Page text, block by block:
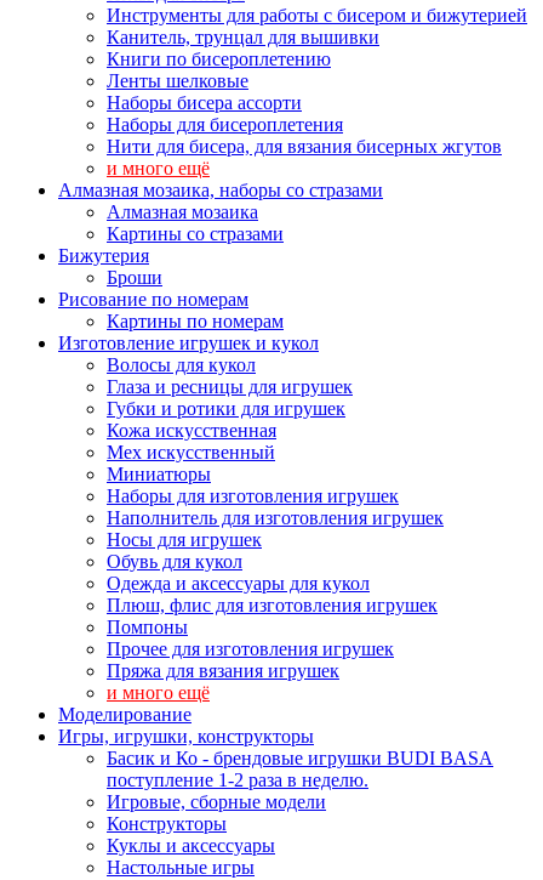
Инструменты для работы с бисером и бижутерией
Канитель, трунцал для вышивки
Книги по бисероплетению
Ленты шелковые
Наборы бисера ассорти
Наборы для бисероплетения
Нити для бисера, для вязания бисерных жгутов
и много ещё
Алмазная мозаика, наборы со стразами
Алмазная мозаика
Картины co стразами
Бижутерия
Броши
Рисование по номерам
Картины по номерам
Изготовление игрушек и кукол
Волосы для кукол
Глаза и ресницы для игрушек
Губки и ротики для игрушек
Кожа искусственная
Мех искусственный
Миниатюры
Наборы для изготовления игрушек
Наполнитель для изготовления игрушек
Носы для игрушек
Обувь для кукол
Одежда и аксессуары для кукол
Плюш, флис для изготовления игрушек
Помпоны
Прочее для изготовления игрушек
Пряжа для вязания игрушек
и много ещё
Моделирование
Игры, игрушки, конструкторы
Басик и Ко - брендовые игрушки BUDI BASA
поступление 1-2 раза в неделю.
Игровые, сборные модели
Конструкторы
Куклы и аксессуары
Настольные игры